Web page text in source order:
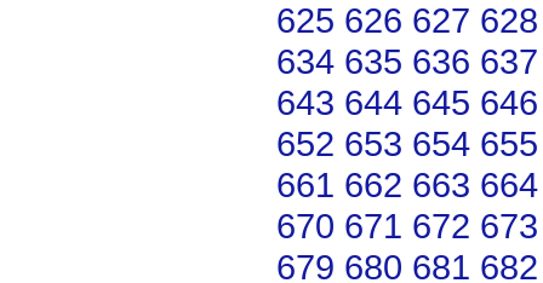
625 626 627 628
634 635 636 637
643 644 645 646
652 653 654 655
661 662 663 664
670 671 672 673
679 680 681 682